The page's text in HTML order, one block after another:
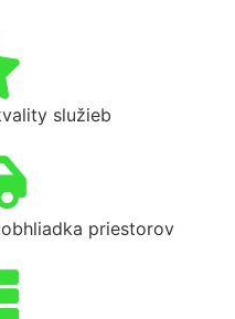
služieb
priestorov